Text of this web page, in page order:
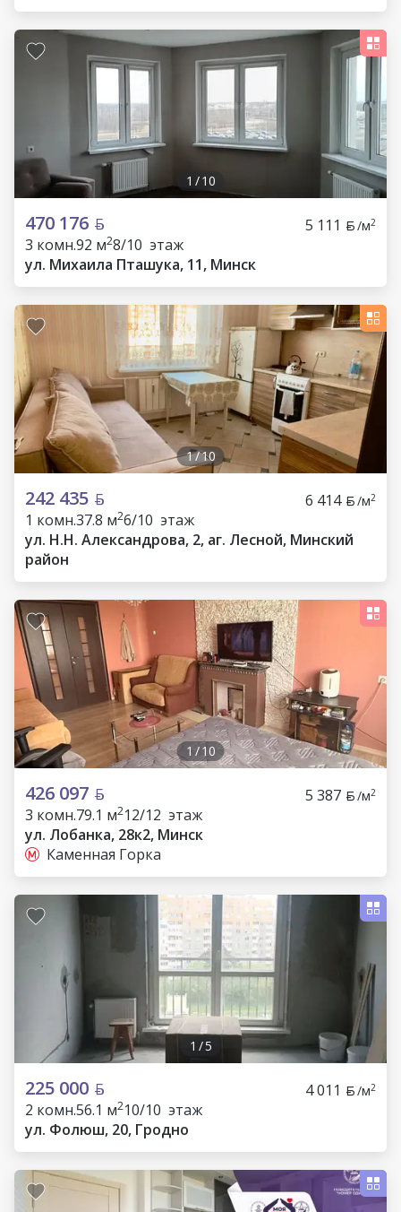
1 /10
470 176 5 111 /м2
3 комн.92 м28/10 этаж
ул. Михаила Пташука, 11, Минск
1/10
242 435 6 414 /м2
1 комн.37.8 м26/10 этаж
ул. Н.Н. Александрова, 2, аг. Лесной, Минский
район
1 /10
426 097 5 387 /м2
3 комн.79.1 м212/12 этаж
ул. Лобанка, 28к2, Минск
Каменная Горка
1 /5
225 000 4 011 /м2
2 комн.56.1 м210/10 этаж
ул. Фолюш, 20, Гродно